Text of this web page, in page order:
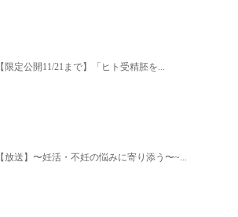
【限定公開11/21まで】「ヒト受精胚を...
【放送】〜妊活・不妊の悩みに寄り添う〜~...